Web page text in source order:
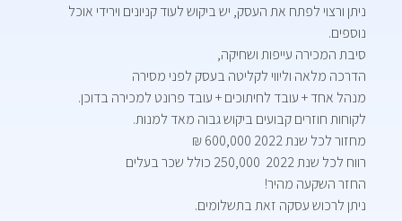
ניתן ורצוי לפתח את העסק, יש ביקוש לעוד קניונים וירידי אוכל
נוספים.
סיבת המכירה עייפות ושחיקה,
הדרכה מלאה וליווי לקליטה בעסק לפני מסירה
מנהל אחד + עובד לחיתוכים + עובד פרונט למכירה בדוכן.
לקוחות חוזרים קבועים ביקוש גבוה מאד למנות.
מחזור לכל שנת 2022 600,000 ₪
רווח לכל שנת 2022 250,000 כולל שכר בעלים
החזר השקעה מהיר!
ניתן לרכוש עסקה זאת בתשלומים.